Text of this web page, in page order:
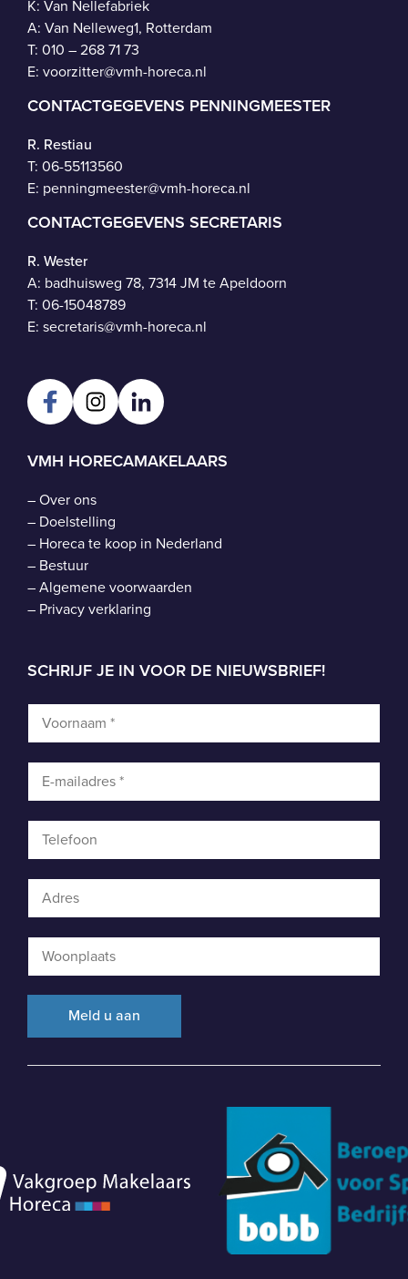
K: Van Nellefabriek
A: Van Nelleweg1, Rotterdam
T: 010 – 268 71 73
E: voorzitter@vmh-horeca.nl
CONTACTGEGEVENS PENNINGMEESTER
R. Restiau
T: 06-55113560
E: penningmeester@vmh-horeca.nl
CONTACTGEGEVENS SECRETARIS
R. Wester
A: badhuisweg 78, 7314 JM te Apeldoorn
T: 06-15048789
E: secretaris@vmh-horeca.nl
VMH HORECAMAKELAARS
–Over ons
– Doelstelling
– Horeca te koop in Nederland
– Bestuur
–Algemene voorwaarden
– Privacy verklaring
SCHRIJF JE IN VOOR DE NIEUWSBRIEF!